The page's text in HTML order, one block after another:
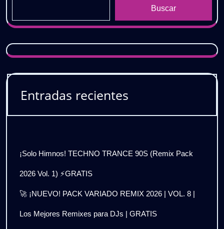
Buscar
Entradas recientes
¡Solo Himnos! TECHNO TRANCE 90S (Remix Pack
2026 Vol. 1) ⚡GRATIS
🚀 ¡NUEVO! PACK VARIADO REMIX 2026 | VOL. 8 |
Los Mejores Remixes para DJs | GRATIS